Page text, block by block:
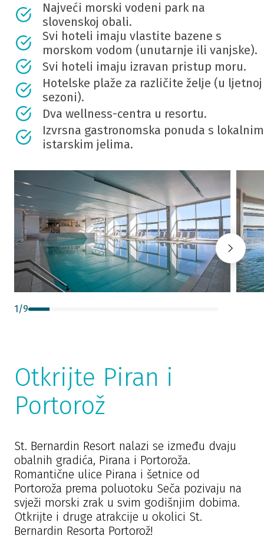
Najveći morski vodeni park na
slovenskoj obali.
Svi hoteli imaju vlastite bazene s
morskom vodom (unutarnje ili vanjske).
Svi hoteli imaju izravan pristup moru.
Hotelske plaže za različite želje (u ljetnoj
sezoni).
Dva wellness-centra u resortu.
Izvrsna gastronomska ponuda s lokalnim
istarskim jelima.
1/9
Otkrijte Piran i
Portorož
St. Bernardin Resort nalazi se između dvaju
obalnih gradića, Pirana i Portoroža.
Romantične ulice Pirana i šetnice od
Portoroža prema poluotoku Seča pozivaju na
svježi morski zrak u svim godišnjim dobima.
Otkrijte i druge atrakcije u okolici St.
Bernardin Resorta Portorož!